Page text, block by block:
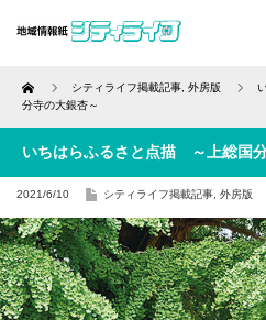
Home シティライフ掲載記事 外房版
分寺の大銀杏～
いちはらふるさと点描 ～上総国
2021/6/10 シティライフ掲載記事 外房版